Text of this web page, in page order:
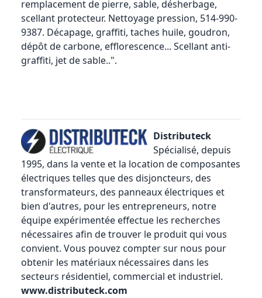
remplacement de pierre, sable, désherbage,
scellant protecteur. Nettoyage pression, 514-990-
9387. Décapage, graffiti, taches huile, goudron,
dépôt de carbone, efflorescence... Scellant anti-
graffiti, jet de sable..".
Distributeck
Spécialisé, depuis
1995, dans la vente et la location de composantes
électriques telles que des disjoncteurs, des
transformateurs, des panneaux électriques et
bien d'autres, pour les entrepreneurs, notre
équipe expérimentée effectue les recherches
nécessaires afin de trouver le produit qui vous
convient. Vous pouvez compter sur nous pour
obtenir les matériaux nécessaires dans les
secteurs résidentiel, commercial et industriel.
www.distributeck.com